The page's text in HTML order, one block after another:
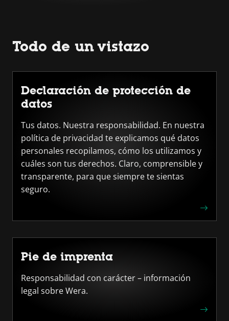
Todo de un vistazo
Declaración de protección de
datos
Tus datos. Nuestra responsabilidad. En nuestra
política de privacidad te explicamos qué datos
personales recopilamos, cómo los utilizamos y
cuáles son tus derechos. Claro, comprensible y
transparente, para que siempre te sientas
seguro.
Pie de imprenta
Responsabilidad con carácter – información
legal sobre Wera.